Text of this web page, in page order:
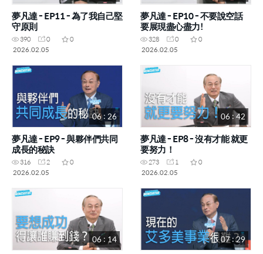
夢凡達 - EP11 - 為了我自己堅
守原則
390 0
0
2026.02.05
夢凡達 - EP10 - 不要說空話
要展現盡心盡力!
328 0
0
2026.02.05
06 : 26
夢凡達 - EP9 - 與夥伴們共同
成長的秘訣
316 2
0
2026.02.05
06 : 42
夢凡達 - EP8 - 沒有才能 就更
要努力！
273 1
0
2026.02.05
06 : 14 07 : 29